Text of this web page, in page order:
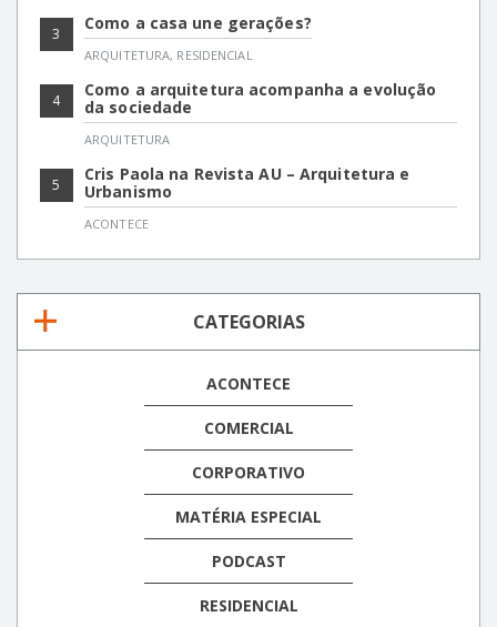
3 Como a casa une gerações?
ARQUITETURA, RESIDENCIAL
4
Como a arquitetura acompanha a evolução
da sociedade
ARQUITETURA
5
Cris Paola na Revista AU – Arquitetura e
Urbanismo
ACONTECE
CATEGORIAS
ACONTECE
COMERCIAL
CORPORATIVO
MATÉRIA ESPECIAL
PODCAST
RESIDENCIAL